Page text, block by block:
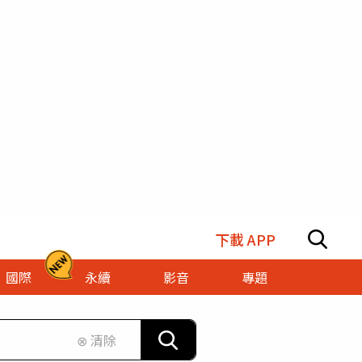
下載 APP
國際 永續 影音
專題
⊗ 清除